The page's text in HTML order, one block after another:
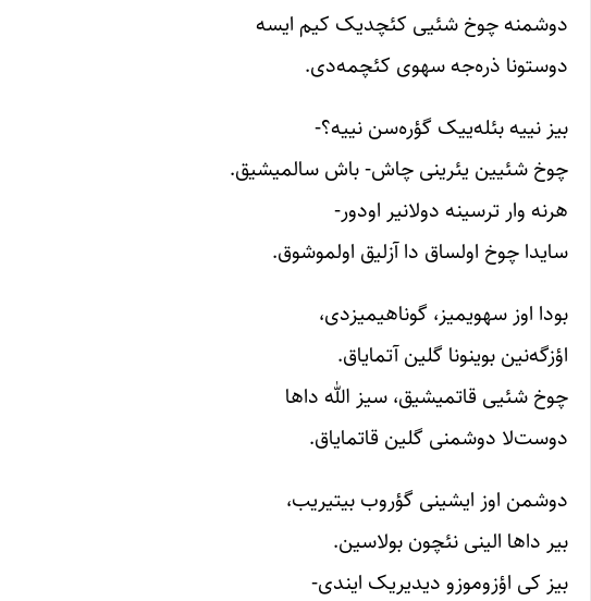
دوشمنه چوخ شئیی کئچدیک کیم ایسه
دوستونا ذره‌جه سهوی کئچمه‌دی.
بیز نییه بئله‌ییک گؤره‌سن نییه؟-
چوخ شئیین یئرینی چاش- باش سالمیشیق.
هرنه وار ترسینه دولانیر اودور-
سایدا چوخ اولساق دا آزلیق اولموشوق.
بودا اوز سهویمیز، گوناهیمیزدی،
اؤزگه‌نین بوینونا گلین آتمایاق.
چوخ شئیی قاتمیشیق، سیز الله داها
دوست‌لا دوشمنی گلین قاتمایاق.
دوشمن اوز ایشینی گؤروب بیتیریب،
بیر داها الینی نئچون بولاسین.
بیز کی اؤزوموزو دیدیریک ایندی-